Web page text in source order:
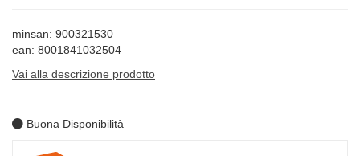
minsan: 900321530
ean: 8001841032504
Vai alla descrizione prodotto
Buona Disponibilità